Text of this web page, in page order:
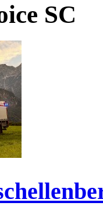
SC